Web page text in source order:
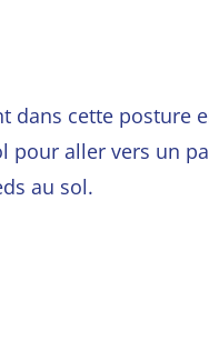
dans cette posture
pour aller vers un
au sol.